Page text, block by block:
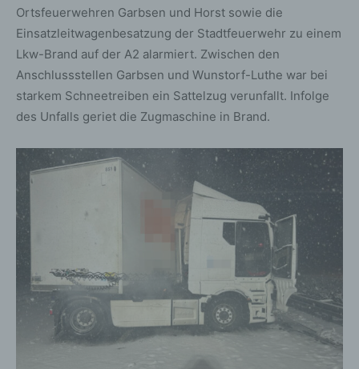
Ortsfeuerwehren Garbsen und Horst sowie die
Einsatzleitwagenbesatzung der Stadtfeuerwehr zu einem
Lkw-Brand auf der A2 alarmiert. Zwischen den
Anschlussstellen Garbsen und Wunstorf-Luthe war bei
starkem Schneetreiben ein Sattelzug verunfallt. Infolge
des Unfalls geriet die Zugmaschine in Brand.